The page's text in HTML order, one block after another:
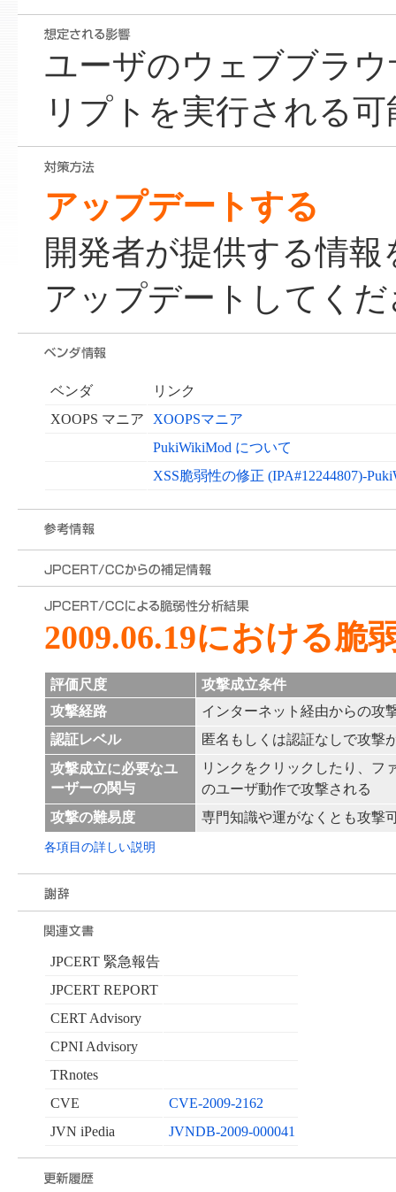
ユーザのウェブブラ
リプトを実行される
アップデートする
開発者が提供する情
アップデートしてく
ベンダ
リンク
XOOPS マニア
XOOPSマニア
PukiWikiMod について
XSS脆弱性の修正 (IPA#12244807)-
2009.06.19における脆
評価尺度
攻撃成立条件
攻撃経路
インターネット経由からの攻
認証レベル
匿名もしくは認証なしで攻撃
攻撃成立に必要なユ
ーザーの関与
リンクをクリックしたり、フ
のユーザ動作で攻撃される
攻撃の難易度
専門知識や運がなくとも攻撃
各項目の詳しい説明
JPCERT 緊急報告
JPCERT REPORT
CERT Advisory
CPNI Advisory
TRnotes
CVE
CVE-2009-2162
JVN iPedia
JVNDB-2009-000041